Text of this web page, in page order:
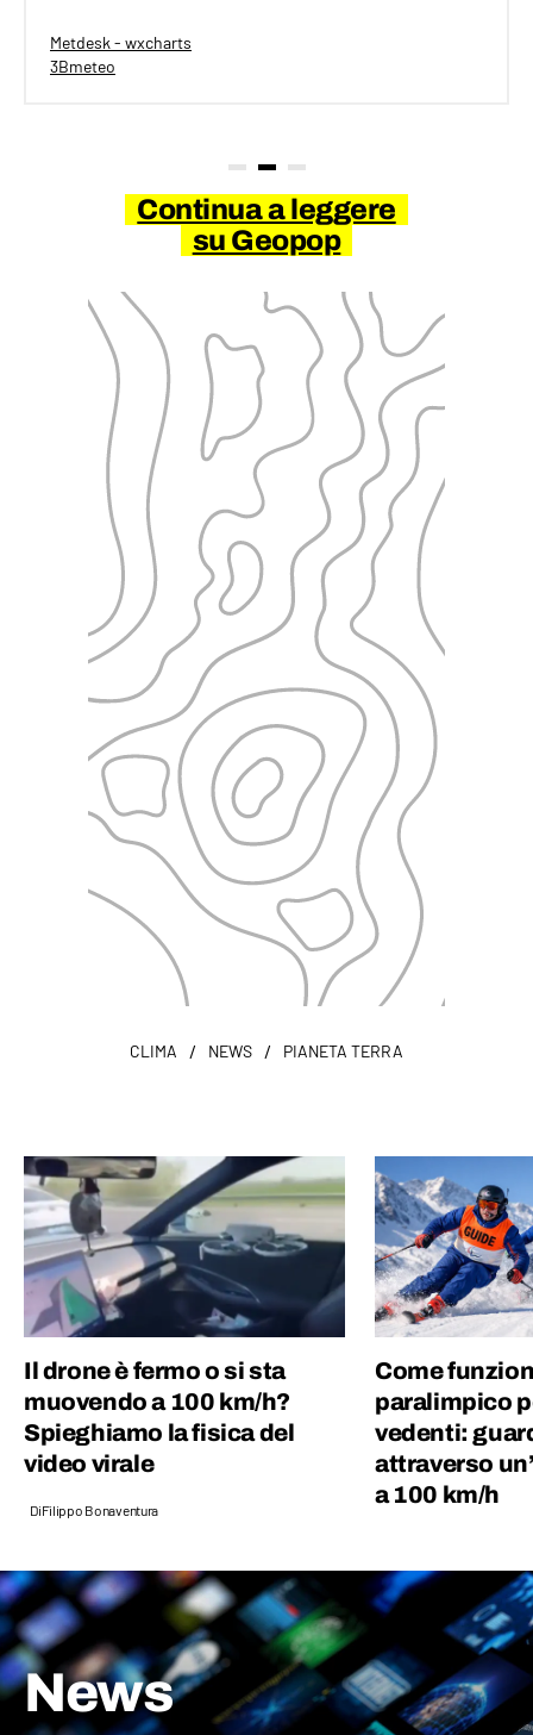
Metdesk - wxcharts
3Bmeteo
Continua a leggere
su Geopop
CLIMA / NEWS / PIANETA TERRA
Il drone è fermo o si sta
muovendo a 100 km/h?
Spieghiamo la fisica del
video virale
DiFilippo Bonaventura
Come
paralimpico
vedenti:
attraverso
a 100 km/h
News